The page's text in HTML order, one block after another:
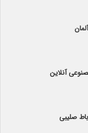
آنلاین
صلیبی